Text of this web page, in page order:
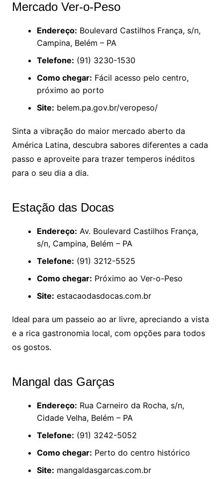
Mercado Ver-o-Peso
Endereço: Boulevard Castilhos França, s/n,
Campina, Belém – PA
Telefone: (91) 3230-1530
Como chegar: Fácil acesso pelo centro,
próximo ao porto
Site: belem.pa.gov.br/veropeso/
Sinta a vibração do maior mercado aberto da
América Latina, descubra sabores diferentes a cada
passo e aproveite para trazer temperos inéditos
para o seu dia a dia.
Estação das Docas
Endereço: Av. Boulevard Castilhos França,
s/n, Campina, Belém – PA
Telefone: (91) 3212-5525
Como chegar: Próximo ao Ver-o-Peso
Site: estacaodasdocas.com.br
Ideal para um passeio ao ar livre, apreciando a vista
e a rica gastronomia local, com opções para todos
os gostos.
Mangal das Garças
Endereço: Rua Carneiro da Rocha, s/n,
Cidade Velha, Belém – PA
Telefone: (91) 3242-5052
Como chegar: Perto do centro histórico
Site: mangaldasgarcas.com.br